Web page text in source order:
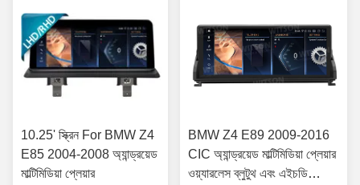
10.25' স্ক্রিন For BMW Z4
E85 2004-2008 অ্যান্ড্রয়েড
মাল্টিমিডিয়া প্লেয়ার
BMW Z4 E89 2009-2016
CIC অ্যান্ড্রয়েড মাল্টিমিডিয়া প্লেয়ার
ওয়্যারলেস ব্লুটুথ এবং এইচডি